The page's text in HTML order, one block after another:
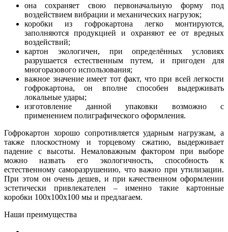
она сохраняет свою первоначальную форму под
воздействием вибрации и механических нагрузок;
коробки из гофрокартона легко монтируются,
заполняются продукцией и охраняют ее от вредных
воздействий;
картон экологичен, при определённых условиях
разрушается естественным путем, и пригоден для
многоразового использования;
важное значение имеет тот факт, что при всей легкости
гофрокартона, он вполне способен выдерживать
локальные удары;
изготовление данной упаковки возможно с
применением полиграфического оформления.
Гофрокартон хорошо сопротивляется ударным нагрузкам, а
также плоскостному и торцевому сжатию, выдерживает
падение с высоты. Немаловажным фактором при выборе
можно назвать его экологичность, способность к
естественному саморазрушению, что важно при утилизации.
При этом он очень дешев, и при качественном оформлении
эстетически привлекателен – именно такие картонные
коробки 100х100х100 мы и предлагаем.
Наши преимущества